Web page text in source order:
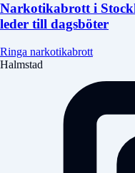
Narkotikabrott i
leder till dagsböter
Ringa narkotikabrott
Halmstad